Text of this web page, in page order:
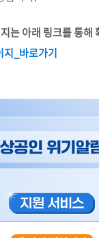
는 아래 링크를 통해
_ 바로가기